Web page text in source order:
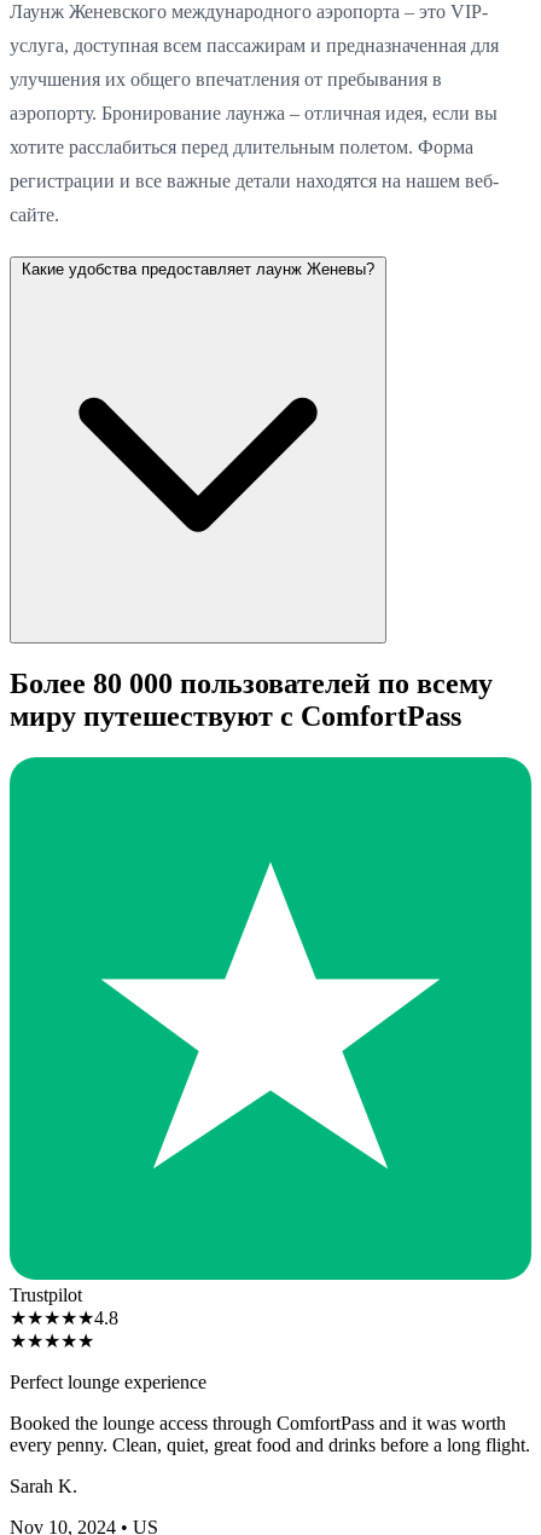
Лаунж Женевского международного аэропорта – это VIP-
услуга, доступная всем пассажирам и предназначенная для
улучшения их общего впечатления от пребывания в
аэропорту. Бронирование лаунжа – отличная идея, если вы
хотите расслабиться перед длительным полетом. Форма
регистрации и все важные детали находятся на нашем веб-
сайте.
Какие удобства предоставляет лаунж Женевы?
Более 80 000 пользователей по всему
миру путешествуют с ComfortPass
Trustpilot
★★★★★4.8
★★★★★
Perfect lounge experience
Booked the lounge access through ComfortPass and it was worth
every penny. Clean, quiet, great food and drinks before a long flight.
Sarah K.
Nov 10, 2024 • US